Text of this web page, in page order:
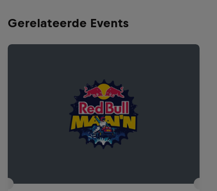
Gerelateerde Events